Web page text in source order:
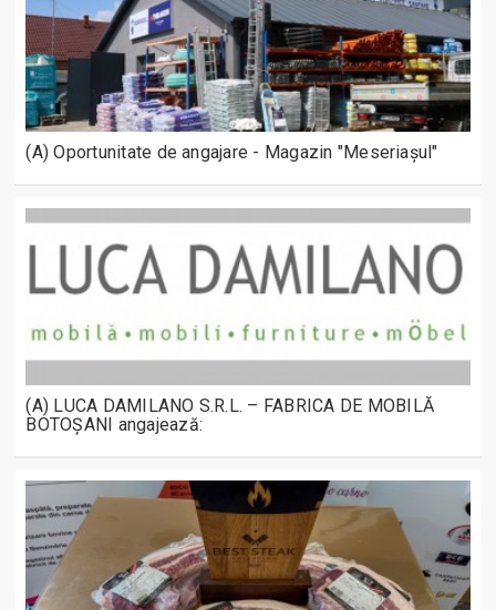
(A) Oportunitate de angajare - Magazin "Meseriașul"
(A) LUCA DAMILANO S.R.L. – FABRICA DE MOBILĂ
BOTOȘANI angajează: